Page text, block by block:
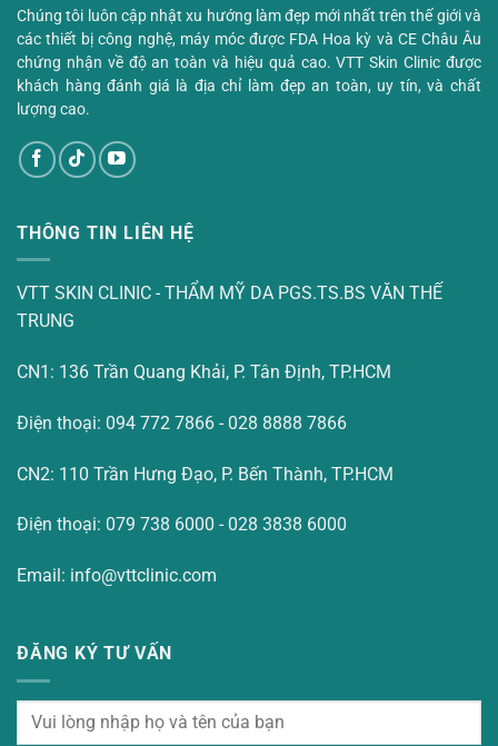
Chúng tôi luôn cập nhật xu hướng làm đẹp mới nhất trên thế giới và
các thiết bị công nghệ, máy móc được FDA Hoa kỳ và CE Châu Âu
chứng nhận về độ an toàn và hiệu quả cao. VTT Skin Clinic được
khách hàng đánh giá là địa chỉ làm đẹp an toàn, uy tín, và chất
lượng cao.
THÔNG TIN LIÊN HỆ
VTT SKIN CLINIC - THẨM MỸ DA PGS.TS.BS VĂN THẾ
TRUNG
CN1: 136 Trần Quang Khải, P. Tân Định, TP.HCM
Điện thoại: 094 772 7866 - 028 8888 7866
CN2: 110 Trần Hưng Đạo, P. Bến Thành, TP.HCM
Điện thoại: 079 738 6000 - 028 3838 6000
Email: info@vttclinic.com
ĐĂNG KÝ TƯ VẤN